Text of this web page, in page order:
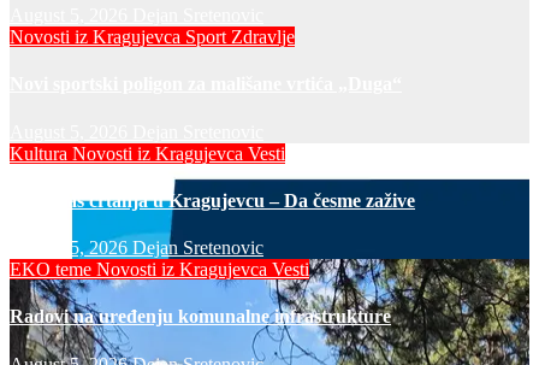
Novosti iz Kragujevca Sport Zdravlje
Kultura Novosti iz Kragujevca Vesti
Javni čas crtanja u Kragujevcu – Da česme zažive
August 5, 2026 Dejan Sretenovic
EKO teme Novosti iz Kragujevca Vesti
Radovi na uređenju komunalne infrastrukture